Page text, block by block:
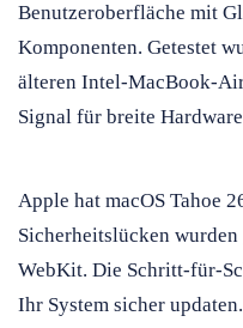
Benutzeroberfläche mit
Komponenten. Getestet
älteren Intel-MacBook-
Signal für breite
Apple hat macOS Tahoe
Sicherheitslücken
WebKit. Die Schritt-für-
Ihr System sicher updaten.